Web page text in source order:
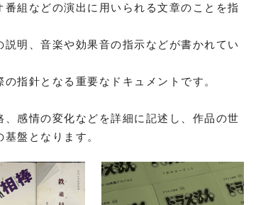
組などの演出に用いられる文章のことを指
明、音楽や効果音の指示などが書かれてい
指針となる重要なドキュメントです。
感情の変化などを詳細に記述し、作品の世
盤となります。